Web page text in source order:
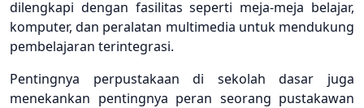
dilengkapi dengan fasilitas seperti meja-meja belajar,
komputer, dan peralatan multimedia untuk mendukung
pembelajaran terintegrasi.
Pentingnya perpustakaan di sekolah dasar juga
menekankan pentingnya peran seorang pustakawan